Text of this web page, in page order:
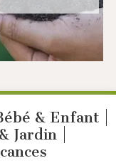
& Enfant
Jardin